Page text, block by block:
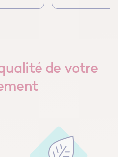
de votre